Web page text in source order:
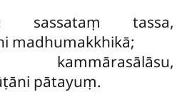
sassataṃ tassa,
madhumakkhikā;
kammārasālāsu,
pātayuṃ.